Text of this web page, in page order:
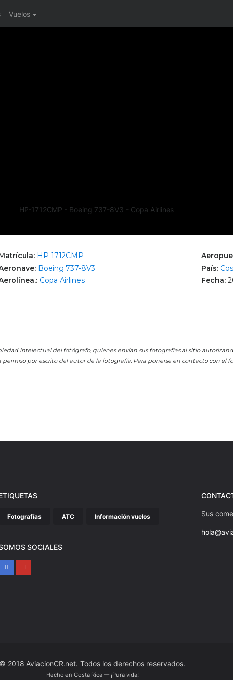
Vuelos
HP-1712CMP
Boeing 737-8V3
Copa Airlines
País:
Fecha:
intelectual del fotógrafo, quienes envían sus fotografías al sitio
por escrito del autor de la fotografía. Para ponerse en contacto con el
Fotografías ATC Información vuelos
SOCIALES
Sus
© 2018 AviacionCR.net. Todos los derechos reservados.
Hecho en Costa Rica — ¡Pura vida!